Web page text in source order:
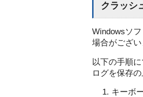
クラッシ
Windowsソ
場合がござい
以下の手順
ログを保存
キーボ